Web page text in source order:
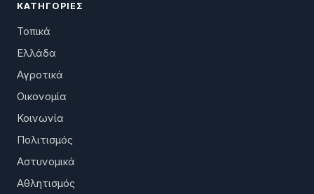
ΚΑΤΗΓΟΡΊΕΣ
Τοπικά
Ελλάδα
Αγροτικά
Οικονομία
Κοινωνία
Πολιτισμός
Αστυνομικά
Αθλητισμός